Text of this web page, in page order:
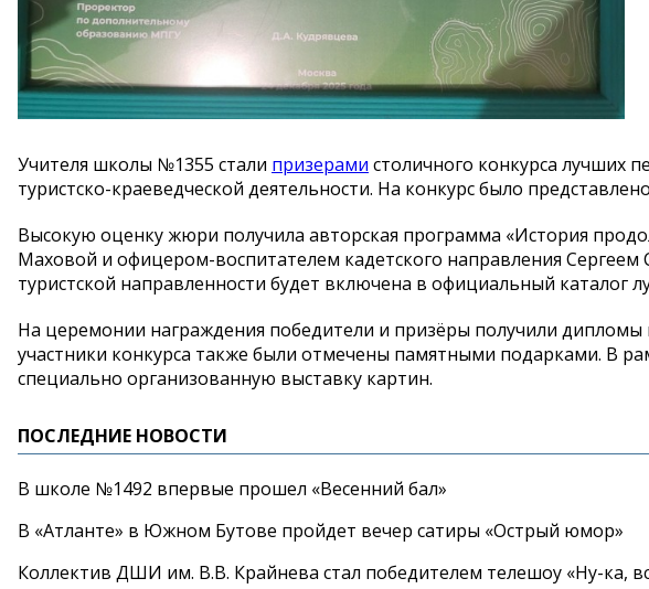
Учителя школы №1355 стали призерами столичного конкурса лучших
туристско-краеведческой деятельности. На конкурс было
Высокую оценку жюри получила авторская программа «История
Маховой и офицером-воспитателем кадетского направления
туристской направленности будет включена в официальный каталог
На церемонии награждения победители и призёры получили дипломы
участники конкурса также были отмечены памятными подарками. В
специально организованную выставку картин.
ПОСЛЕДНИЕ НОВОСТИ
В школе №1492 впервые прошел «Весенний бал»
В «Атланте» в Южном Бутове пройдет вечер сатиры «Острый юмор»
Коллектив ДШИ им. В.В. Крайнева стал победителем телешоу «Ну-ка,